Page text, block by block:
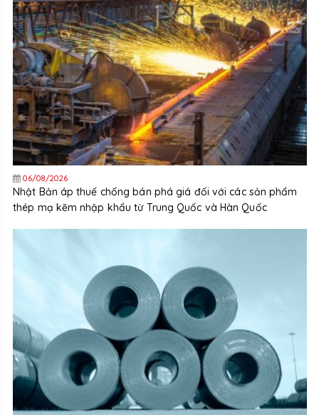
06/08/2026
Nhật Bản áp thuế chống bán phá giá đối với các sản phẩm
thép mạ kẽm nhập khẩu từ Trung Quốc và Hàn Quốc